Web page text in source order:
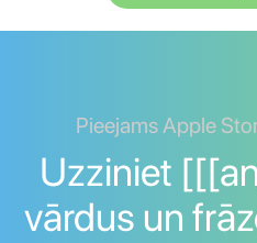
Pieejams Apple
Uzziniet
vārdus un